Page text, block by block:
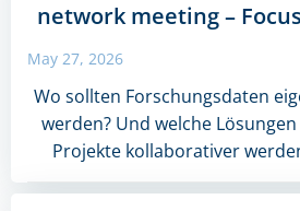
network meeting –
May 27, 2026
Wo sollten Forschungsdaten
werden? Und welche
Projekte kollaborativer